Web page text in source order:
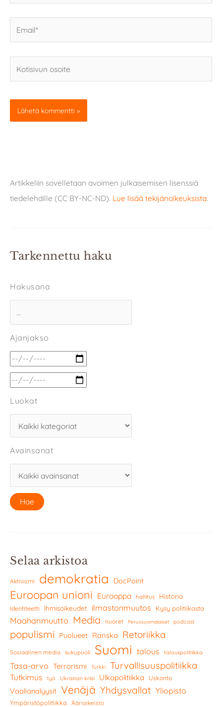
osoite
Artikkeliin sovelletaan avoimen julkaisemisen lisenssiä
tiedelehdille (CC BY-NC-ND). Lue lisää tekijänoikeuksista.
Tarkennettu haku
Hakusana
Ajanjakso
Luokat
Avainsanat
Selaa arkistoa
Aktivismi demokratia DocPoint
Euroopan unioni Eurooppa hallitus Historia
Identiteetti Ihmisoikeudet ilmastonmuutos Kysy politiikasta
Maahanmuutto Media nuoret Perussuomalaiset podcast
populismi Puolueet Ranska Retoriikka
Sosiaalinen media sukupuoli Suomi talous talouspolitiikka
Tasa-arvo Terrorismi Turkki Turvallisuuspolitiikka
Tutkimus työ Ukrainan kriisi Ulkopolitiikka Uskonto
Vaalianalyysit Venäjä Yhdysvallat Yliopisto
Ympäristöpolitiikka Äärioikeisto